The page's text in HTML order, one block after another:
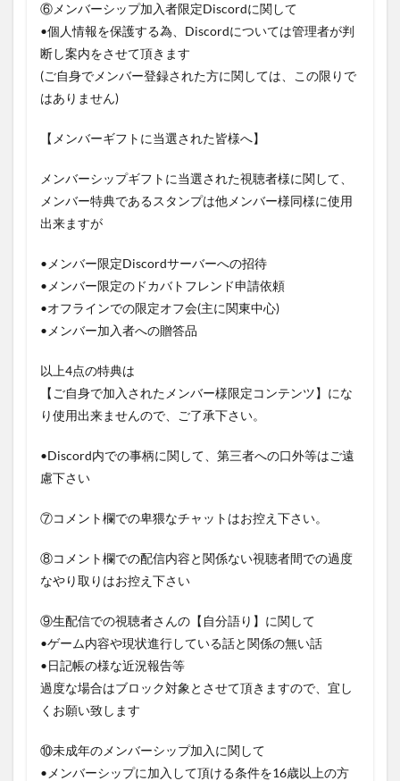
⑥メンバーシップ加入者限定Discordに関して
•個人情報を保護する為、Discordについては管理者が判
断し案内をさせて頂きます
(ご自身でメンバー登録された方に関しては、この限りで
はありません)
【メンバーギフトに当選された皆様へ】
メンバーシップギフトに当選された視聴者様に関して、
メンバー特典であるスタンプは他メンバー様同様に使用
出来ますが
•メンバー限定Discordサーバーへの招待
•メンバー限定のドカバトフレンド申請依頼
•オフラインでの限定オフ会(主に関東中心)
•メンバー加入者への贈答品
以上4点の特典は
【ご自身で加入されたメンバー様限定コンテンツ】にな
り使用出来ませんので、ご了承下さい。
•Discord内での事柄に関して、第三者への口外等はご遠
慮下さい
⑦コメント欄での卑猥なチャットはお控え下さい。
⑧コメント欄での配信内容と関係ない視聴者間での過度
なやり取りはお控え下さい
⑨生配信での視聴者さんの【自分語り】に関して
•ゲーム内容や現状進行している話と関係の無い話
•日記帳の様な近況報告等
過度な場合はブロック対象とさせて頂きますので、宜し
くお願い致します
⑩未成年のメンバーシップ加入に関して
•メンバーシップに加入して頂ける条件を16歳以上の方